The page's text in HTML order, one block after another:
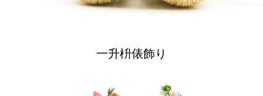
一升枡俵飾り